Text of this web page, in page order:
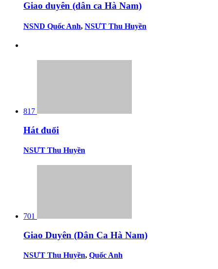
Giao duyên (dân ca Hà Nam)
NSND Quốc Anh, NSƯT Thu Huyền
817
Hát đuổi
NSƯT Thu Huyền
701
Giao Duyên (Dân Ca Hà Nam)
NSƯT Thu Huyền, Quốc Anh